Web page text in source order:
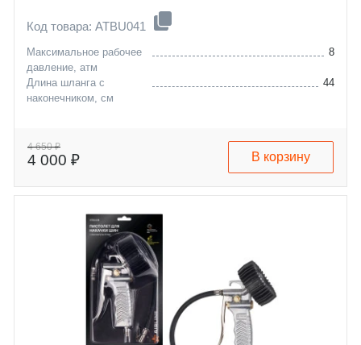
Код товара: ATBU041
Максимальное рабочее
давление, атм
8
Длина шланга с
наконечником, см
44
4 650 ₽
4 000 ₽ В корзину